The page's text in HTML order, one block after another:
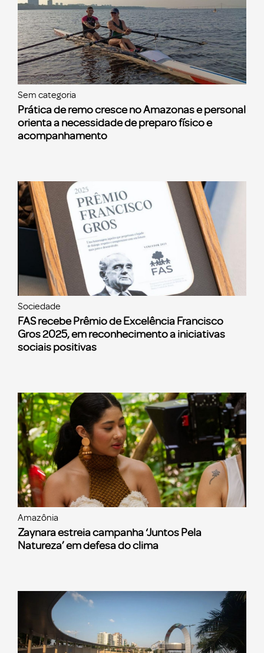
Sem categoria
Prática de remo cresce no Amazonas e personal
orienta a necessidade de preparo físico e
acompanhamento
Sociedade
FAS recebe Prêmio de Excelência Francisco
Gros 2025, em reconhecimento a iniciativas
sociais positivas
Amazônia
Zaynara estreia campanha ‘Juntos Pela
Natureza’ em defesa do clima